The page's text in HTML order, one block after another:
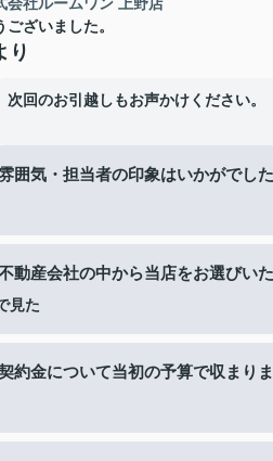
会社ルームワン 上野店
ございました。
り
次回のお引越しもお声かけください。
囲気・担当者の印象はいかがでし
動産会社の中から当店をお選びい
見た
約金について当初の予算で収まり